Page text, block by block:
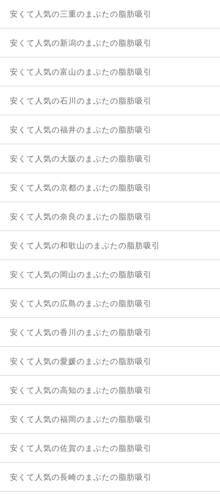
安くて人気の三重のまぶたの脂肪吸引
安くて人気の新潟のまぶたの脂肪吸引
安くて人気の富山のまぶたの脂肪吸引
安くて人気の石川のまぶたの脂肪吸引
安くて人気の福井のまぶたの脂肪吸引
安くて人気の大阪のまぶたの脂肪吸引
安くて人気の京都のまぶたの脂肪吸引
安くて人気の奈良のまぶたの脂肪吸引
安くて人気の和歌山のまぶたの脂肪吸引
安くて人気の岡山のまぶたの脂肪吸引
安くて人気の広島のまぶたの脂肪吸引
安くて人気の香川のまぶたの脂肪吸引
安くて人気の愛媛のまぶたの脂肪吸引
安くて人気の高知のまぶたの脂肪吸引
安くて人気の福岡のまぶたの脂肪吸引
安くて人気の佐賀のまぶたの脂肪吸引
安くて人気の長崎のまぶたの脂肪吸引